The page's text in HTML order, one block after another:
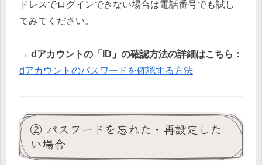
ドレスでログインできない場合は電話番号でも試し
てみてください。
→ dアカウントの「ID」の確認方法の詳細はこちら：
dアカウントのパスワードを確認する方法
② パスワードを忘れた・再設定した
い場合